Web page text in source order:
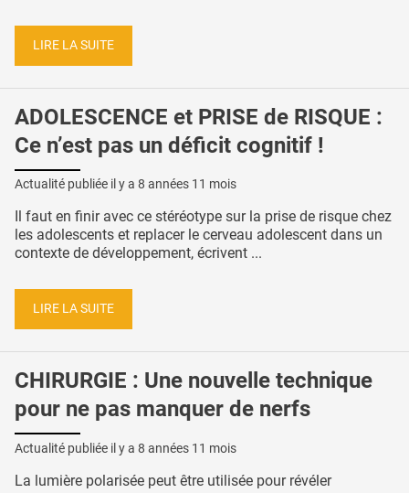
LIRE LA SUITE
ADOLESCENCE et PRISE de RISQUE :
Ce n’est pas un déficit cognitif !
Actualité publiée il y a 8 années 11 mois
Il faut en finir avec ce stéréotype sur la prise de risque chez
les adolescents et replacer le cerveau adolescent dans un
contexte de développement, écrivent ...
LIRE LA SUITE
CHIRURGIE : Une nouvelle technique
pour ne pas manquer de nerfs
Actualité publiée il y a 8 années 11 mois
La lumière polarisée peut être utilisée pour révéler